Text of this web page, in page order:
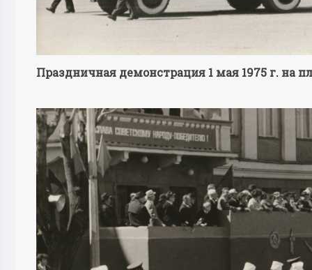
Праздничная демонстрация 1 мая 1975 г. на